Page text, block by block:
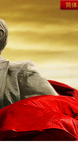
简体